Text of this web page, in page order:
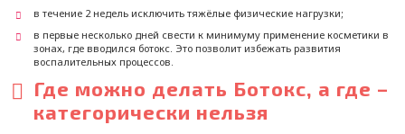
в течение 2 недель исключить тяжёлые физические нагрузки;
в первые несколько дней свести к минимуму применение косметики в
зонах, где вводился ботокс. Это позволит избежать развития
воспалительных процессов.
Где можно делать Ботокс, а где –
категорически нельзя